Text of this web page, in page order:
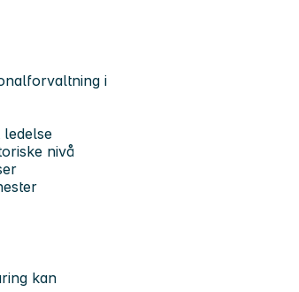
i
nivå
kan